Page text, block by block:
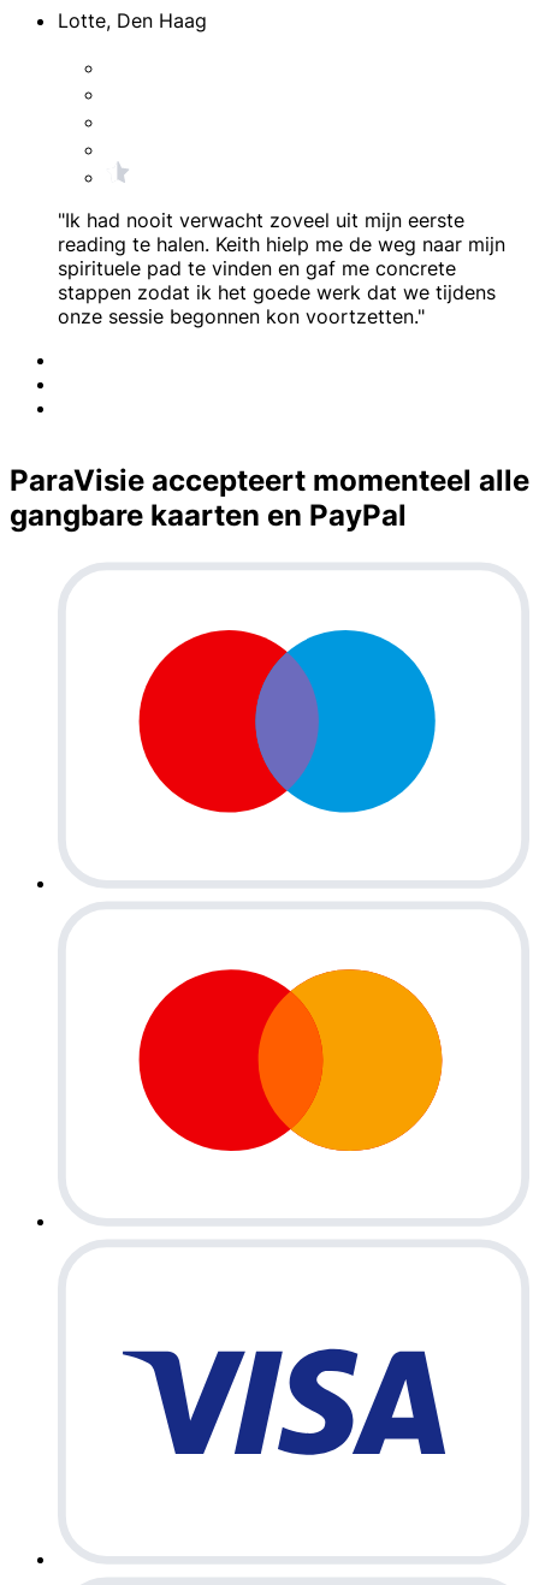
Lotte, Den Haag
"Ik had nooit verwacht zoveel uit mijn eerste
reading te halen. Keith hielp me de weg naar mijn
spirituele pad te vinden en gaf me concrete
stappen zodat ik het goede werk dat we tijdens
onze sessie begonnen kon voortzetten."
ParaVisie accepteert momenteel alle
gangbare kaarten en PayPal